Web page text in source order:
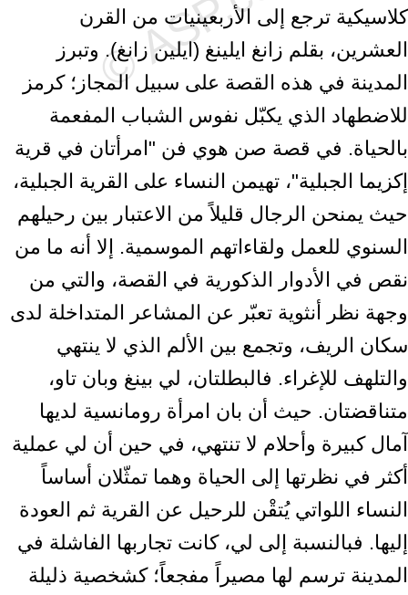
كلاسيكية ترجع إلى الأربعينيات من القرن
العشرين، بقلم زانغ ايلينغ ‏‏(ايلين زانغ). وتبرز
المدينة في هذه القصة على سبيل المجاز؛ كرمز
للاضطهاد الذي يكبّل ‏نفوس الشباب المفعمة
بالحياة. في قصة صن هوي فن "امرأتان في قرية
إكزيما الجبلية"، ‏تهيمن النساء على القرية الجبلية،
حيث يمنحن الرجال قليلاً من الاعتبار بين رحيلهم
‏السنوي للعمل ولقاءاتهم الموسمية. إلا أنه ما من
نقص في الأدوار الذكورية في القصة، ‏والتي من
وجهة نظر أنثوية تعبّر عن المشاعر المتداخلة لدى
سكان الريف، وتجمع بين ‏الألم الذي لا ينتهي
والتلهف للإغراء. فالبطلتان، لي بينغ وبان تاو،
متناقضتان. حيث أن ‏بان امرأة رومانسية لديها
آمال كبيرة وأحلام لا تنتهي، في حين أن لي عملية
أكثر في ‏نظرتها إلى الحياة وهما تمثّلان أساساً
النساء اللواتي يُتقْن للرحيل عن القرية ثم العودة
‏إليها. فبالنسبة إلى لي، كانت تجاربها الفاشلة في
المدينة ترسم لها مصيراً مفجعاً؛ ‏كشخصية ذليلة